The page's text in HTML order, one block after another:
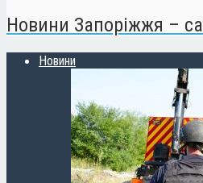
Новини Запоріжжя –
Новини